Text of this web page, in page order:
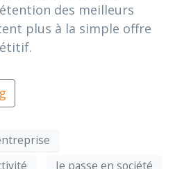
des meilleurs
plus à la simple offre
Je passe en société